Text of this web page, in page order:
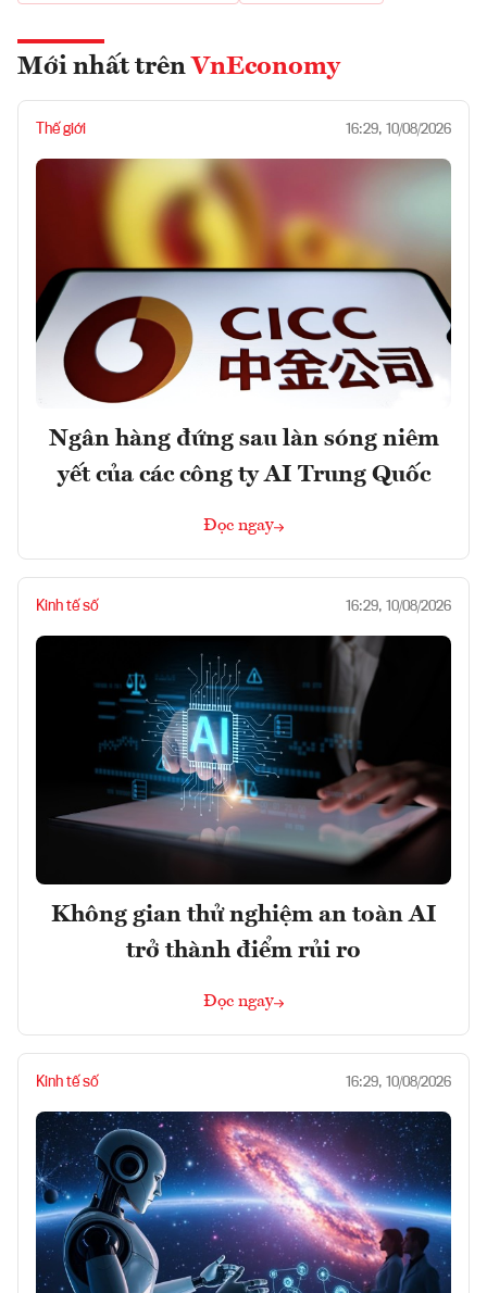
Mới nhất trên VnEconomy
Thế giới 16:29, 10/08/2026
Ngân hàng đứng sau làn sóng niêm
yết của các công ty AI Trung Quốc
Đọc ngay
Kinh tế số 16:29, 10/08/2026
Không gian thử nghiệm an toàn AI
trở thành điểm rủi ro
Đọc ngay
Kinh tế số 16:29, 10/08/2026